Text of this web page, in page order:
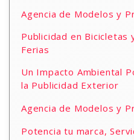
Agencia de Modelos y
Publicidad en
Ferias
Un Impacto Ambiental
la Publicidad Exterior
Agencia de Modelos y
Potencia tu marca,